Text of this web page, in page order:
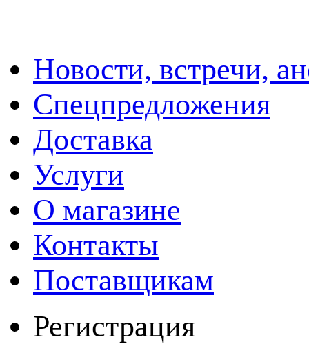
Новости, встречи,
Спецпредложения
Доставка
Услуги
О магазине
Контакты
Поставщикам
Регистрация